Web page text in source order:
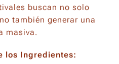
buscan no solo
también generar una
masiva.
los Ingredientes: